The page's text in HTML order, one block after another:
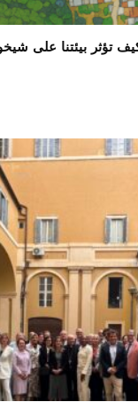
تؤثر بيئتنا على